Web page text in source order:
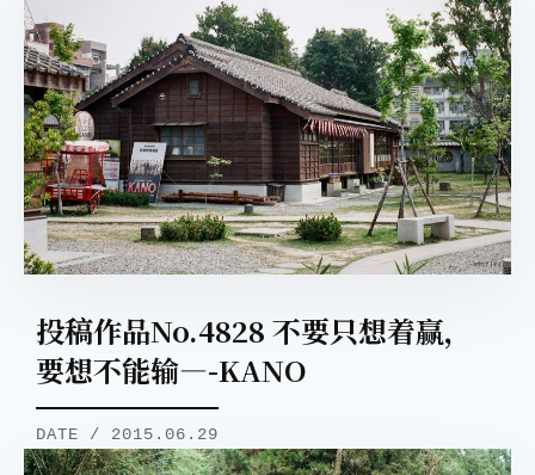
投稿作品No.4828 不要只想着赢，
要想不能输—-KANO
DATE / 2015.06.29